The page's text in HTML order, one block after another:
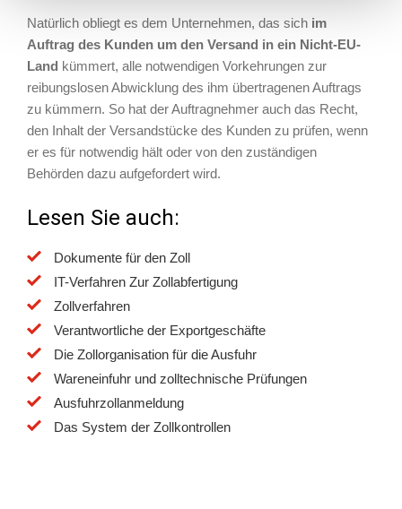
Natürlich obliegt es dem Unternehmen, das sich im
Auftrag des Kunden um den Versand in ein Nicht-EU-
Land kümmert, alle notwendigen Vorkehrungen zur
reibungslosen Abwicklung des ihm übertragenen Auftrags
zu kümmern. So hat der Auftragnehmer auch das Recht,
den Inhalt der Versandstücke des Kunden zu prüfen, wenn
er es für notwendig hält oder von den zuständigen
Behörden dazu aufgefordert wird.
Lesen Sie auch:
Dokumente für den Zoll
IT-Verfahren Zur Zollabfertigung
Zollverfahren
Verantwortliche der Exportgeschäfte
Die Zollorganisation für die Ausfuhr
Wareneinfuhr und zolltechnische Prüfungen
Ausfuhrzollanmeldung
Das System der Zollkontrollen